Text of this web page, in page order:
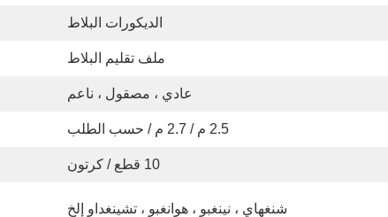
الديكورات البلاط
ملف تقليم البلاط
عادي ، مصقول ، ناعم
2.5 م / 2.7 م / حسب الطلب
10 قطع / كرتون
شنغهاي ، نينغبو ، هوانغبو ، تشينغداو إلخ